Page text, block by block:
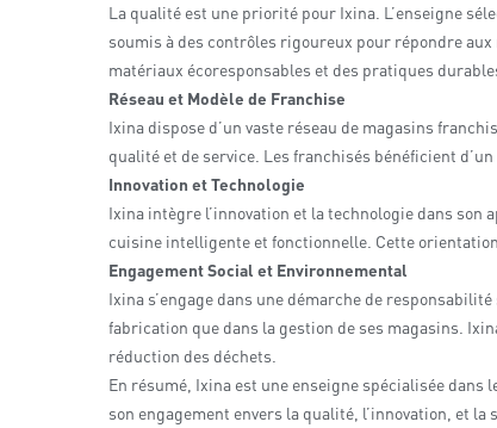
La qualité est une priorité pour Ixina. L’enseigne
soumis à des contrôles rigoureux pour répondre
matériaux écoresponsables et des pratiques
Réseau et Modèle de Franchise
Ixina dispose d’un vaste réseau de magasins
qualité et de service. Les franchisés bénéficient
Innovation et Technologie
Ixina intègre l’innovation et la technologie dans son
cuisine intelligente et fonctionnelle. Cette
Engagement Social et Environnemental
Ixina s’engage dans une démarche de
fabrication que dans la gestion de ses magasins.
réduction des déchets.
En résumé, Ixina est une enseigne spécialisée
son engagement envers la qualité, l’innovation, et